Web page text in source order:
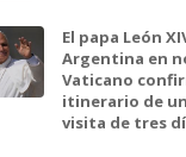
El papa León
Argentina en
Vaticano
itinerario de
visita de tres